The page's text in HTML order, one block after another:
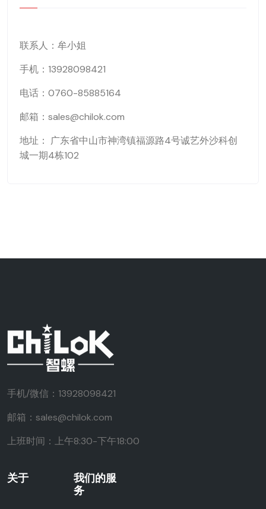
联系人：牟小姐
手机：13928098421
电话：0760-85885164
邮箱：sales@chilok.com
地址： 广东省中山市神湾镇福源路4号诚艺外沙科创
城一期4栋102
手机/微信：13928098421
邮箱：sales@chilok.com
上班时间：上午8:30-下午18:00
关于
我们的服
务